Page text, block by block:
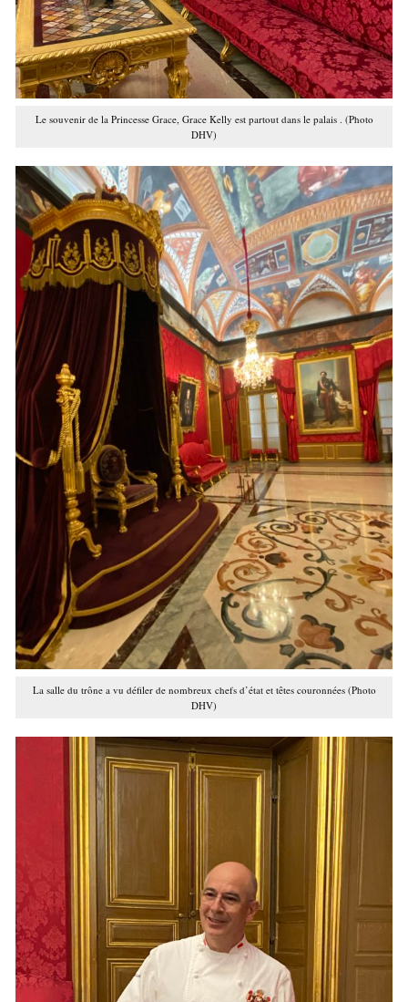
Le souvenir de la Princesse Grace, Grace Kelly est partout dans le palais . (Photo
DHV)
La salle du trône a vu défiler de nombreux chefs d’état et têtes couronnées (Photo
DHV)